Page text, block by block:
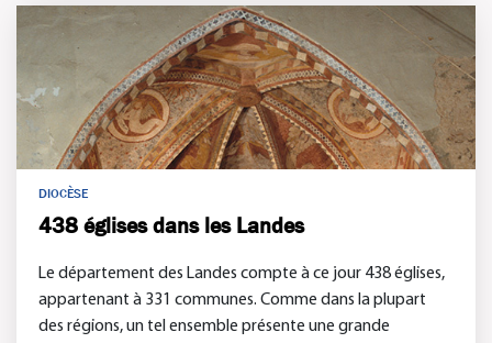
DIOCÈSE
438 églises dans les Landes
Le département des Landes compte à ce jour 438 églises,
appartenant à 331 communes. Comme dans la plupart
des régions, un tel ensemble présente une grande